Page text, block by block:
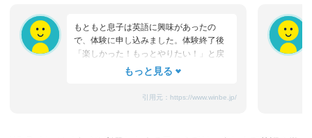
もともと息子は英語に興味があったの
で、体験に申し込みました。体験終了後
「楽しかった！もっとやりたい！」と戻
ってきたのを鮮明に覚えています。
後、すぐに効果を感じました。TVCMか
引用元： https://www.winbe.jp/